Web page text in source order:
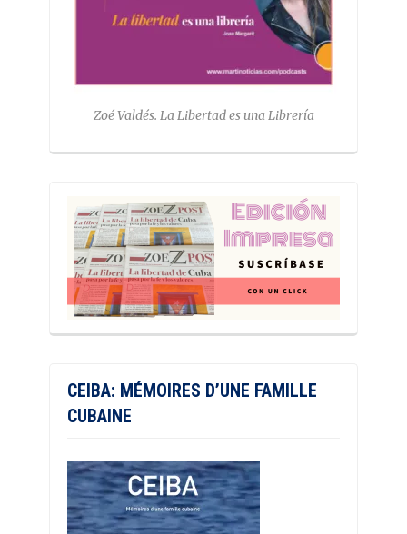
Zoé Valdés. La Libertad es una Librería
CEIBA: MÉMOIRES D’UNE FAMILLE
CUBAINE